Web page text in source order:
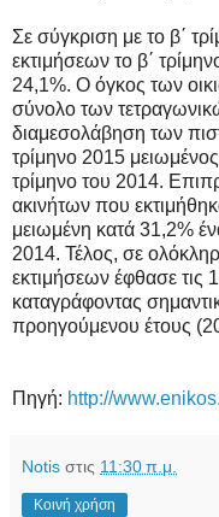
Σε σύγκριση με το β΄
εκτιμήσεων το β΄
24,1%. Ο όγκος των
σύνολο των
διαμεσολάβηση των
τρίμηνο 2015
τρίμηνο του 2014.
ακινήτων που
μειωμένη κατά 31,2%
2014. Τέλος, σε
εκτιμήσεων έφθασε τις
καταγράφοντας
προηγούμενου έτους
Πηγή: http://
Notis στις 11:30 π.μ.
Κοινή χρήση